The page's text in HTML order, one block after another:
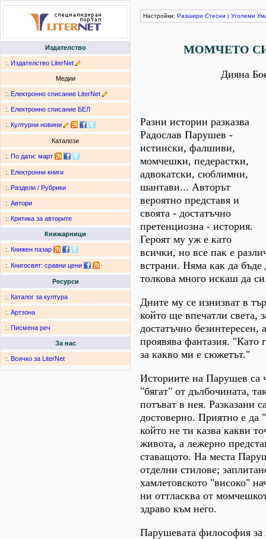
Издателство
:. Издателство LiterNet
Медии
:. Електронно списание LiterNet
:. Електронно списание БЕЛ
:. Културни новини
Каталози
:. По дати: март
:. Електронни книги
:. Раздели / Рубрики
:. Автори
:. Критика за авторите
Книжарници
:. Книжен пазар
:. Книгосвят: сравни цени
Ресурси
:. Каталог за култура
:. Артзона
:. Писмена реч
За нас
:. Всичко за LiterNet
Настройки: Разшири Стесни | Уголеми
МОМЧЕТО
Дияна
Разни истории разказва
Радослав Парушев -
истински, фалшиви,
момчешки, педерастки,
адвокатски, сюблимни,
шантави... Авторът
вероятно представя и
своята - достатъчно
претенциозна - история.
Героят му уж е като
всички, но все пак е
встрани. Няма как да
толкова много искаш да
Дните му се изнизват в
който ще впечатли света,
достатъчно безинтересен,
проявява фантазия. "Като
за какво ми е сюжетът."
Историите на Парушев са
"бягат" от дълбочината,
потъват в нея. Разказани
достоверно. Приятно е
който не ти казва какви
живота, а лежерно
ставащото. На места
отделни стилове;
хамлетовското "високо"
ни оттласква от
здраво към него.
Парушевата философия за